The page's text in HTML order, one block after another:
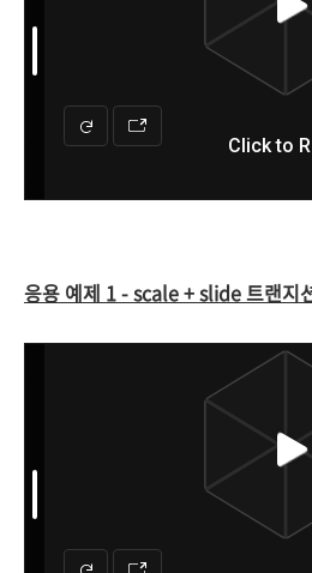
응용 예제 1 - scale + slide 트랜지